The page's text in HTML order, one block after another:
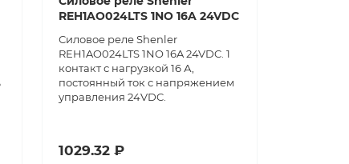
REH1AO024LTS 1NO 16A 24VDC
Силовое реле Shenler
REH1AO024LTS 1NO 16A 24VDC. 1
контакт с нагрузкой 16 А,
постоянный ток с напряжением
управления 24VDC.
1029.32 ₽